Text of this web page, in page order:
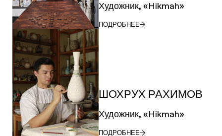
Художник, «Hikmah»
ПОДРОБНЕЕ
ШОХРУХ РАХИМОВ
Художник, «Hikmah»
ПОДРОБНЕЕ